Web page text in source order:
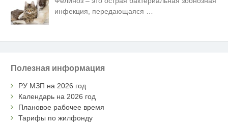
инфекция, передающаяся
Полезная информация
РУ МЗП на 2026 год
Календарь на 2026 год
Плановое рабочее время
Тарифы по жилфонду